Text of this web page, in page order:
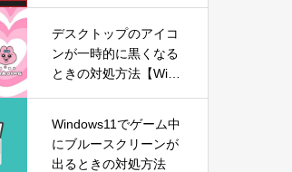
デスクトップのアイコ
ンが一時的に黒くなる
ときの対処方法【Wind
Windows11でゲーム中
にブルースクリーンが
出るときの対処方法